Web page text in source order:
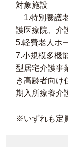
対象施設
1.特別養護
護医療院、
5.軽費老人ホ
7.小規模多機
型居宅介護
き高齢者向
期入所療養
※いずれも定